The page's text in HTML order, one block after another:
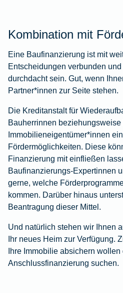
Kombination mit
Eine Baufinanzierung ist mit
Entscheidungen verbunden
durchdacht sein. Gut, wenn
Partner*innen zur Seite stehen.
Die Kreditanstalt für
Bauherrinnen beziehungsweise
Immobilieneigentümer*innen
Fördermöglichkeiten. Diese
Finanzierung mit einfließen
Baufinanzierungs-Expertinnen
gerne, welche
kommen. Darüber hinaus
Beantragung dieser Mittel.
Und natürlich stehen wir Ihnen
Ihr neues Heim zur Verfügung.
Ihre Immobilie absichern
Anschlussfinanzierung suchen.